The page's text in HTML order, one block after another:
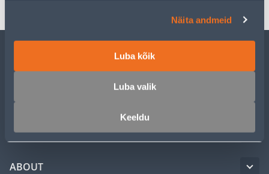
Näita andmeid
Luba kõik
Luba valik
Keeldu
SERVICE
MASTERS CLUB
ABOUT